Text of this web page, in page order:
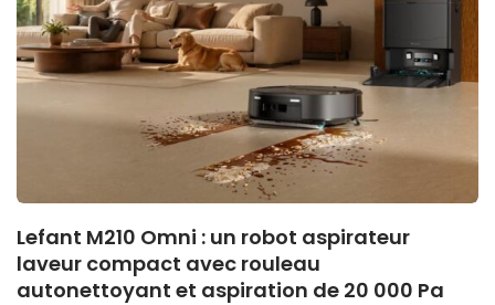
Lefant M210 Omni : un robot aspirateur
laveur compact avec rouleau
autonettoyant et aspiration de 20 000 Pa